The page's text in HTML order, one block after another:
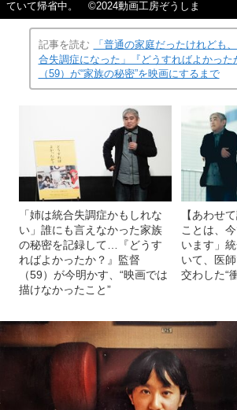
ていて帰省中。 ©2024動画工房ぞうしま
記事を読む
「普通の家庭だったけれども
合失調症になった」『どうすればよかった
（59）が“家族の秘密”を映画にするまで
「姉は統合失調症かもしれな
い」誰にも言えなかった家族
の秘密を記録して…『どうす
ればよかったか？』監督
（59）が今明かす、“映画では
描けなかったこと”
【あわせ
ことは、
います」
いて、医
交わした“